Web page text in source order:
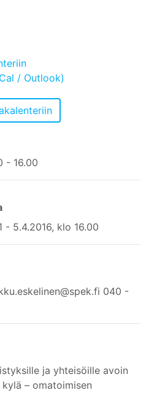
/ Outlook)
- 16.00
- 5.4.2016, klo 16.00
040 -
ja yhteisöille avoin
– omatoimisen